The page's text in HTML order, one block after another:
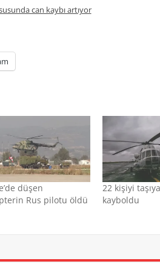
can kaybı artıyor
düşen
Rus pilotu öldü
22 kişiyi
kayboldu